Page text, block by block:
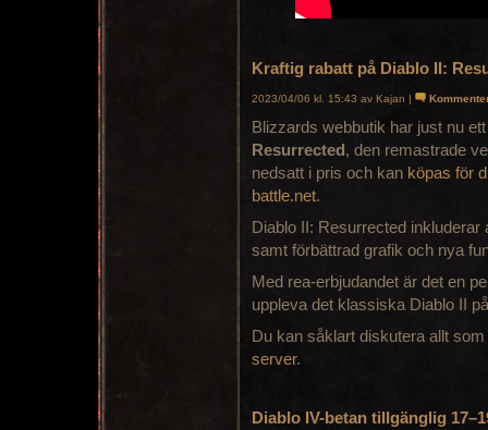
Kraftig rabatt på Diablo II:
2023/04/06 kl. 15:43 av Kajan |
Blizzards webbutik har just nu
Resurrected , den remastrade
nedsatt i pris och kan köpas för
battle.net.
Diablo II: Resurrected inkluderar
samt förbättrad grafik och nya
Med rea-erbjudandet är det en
uppleva det klassiska Diablo II
Du kan såklart diskutera allt
server.
Diablo IV-betan tillgänglig